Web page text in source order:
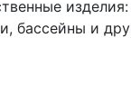
бассейны и